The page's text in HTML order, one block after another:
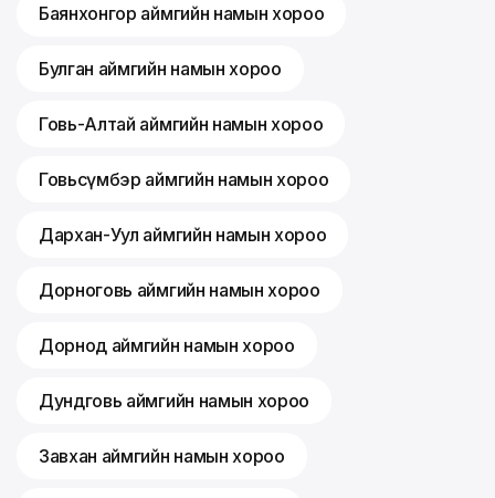
Баянхонгор аймгийн намын хороо
Булган аймгийн намын хороо
Говь-Алтай аймгийн намын хороо
Говьсүмбэр аймгийн намын хороо
Дархан-Уул аймгийн намын хороо
Дорноговь аймгийн намын хороо
Дорнод аймгийн намын хороо
Дундговь аймгийн намын хороо
Завхан аймгийн намын хороо